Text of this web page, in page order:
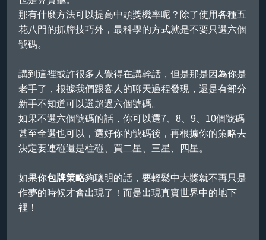
那有什麼方法可以提高中頭獎機率呢？除了使用各種五
花八門的抓牌技巧外，最科學的方式就是不要只選六個
號碼。
講到這裡或許很多人覺得在講幹話，但是那是因為你是
老手了，根據我們跟客人的聊天過程發現，還是有部分
新手不知道可以選超過六個號碼。
如果不選六個號碼的話，你可以選7、8、9、10個號碼
甚至全選也可以，選好你的號碼後，再根據你的策略去
決定要連碰還是柱碰、買二星、三星、四星。
如果你包牌策略夠聰明的話，要輕鬆中大獎就不再只是
作夢的時候才會出現了！而是出現真實世界中的地下
裡！